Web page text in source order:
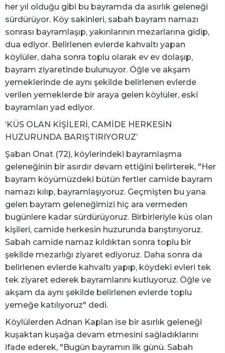
her yıl olduğu gibi bu bayramda da asırlık geleneği
sürdürüyor. Köy sakinleri, sabah bayram namazı
sonrası bayramlaşıp, yakınlarının mezarlarına gidip,
dua ediyor. Belirlenen evlerde kahvaltı yapan
köylüler, daha sonra toplu olarak ev ev dolaşıp,
bayram ziyaretinde bulunuyor. Öğle ve akşam
yemeklerinde de aynı şekilde belirlenen evlerde
verilen yemeklerde bir araya gelen köylüler, eski
bayramları yad ediyor.
‘KÜS OLAN KİŞİLERİ, CAMİDE HERKESİN
HUZURUNDA BARIŞTIRIYORUZ’
Şaban Onat (72), köylerindeki bayramlaşma
geleneğinin bir asırdır devam ettiğini belirterek, "Her
bayram köyümüzdeki bütün fertler camide bayram
namazı kılıp, bayramlaşıyoruz. Geçmişten bu yana
gelen bayram geleneğimizi hiç ara vermeden
bugünlere kadar sürdürüyoruz. Birbirleriyle küs olan
kişileri, camide herkesin huzurunda barıştırıyoruz.
Sabah camide namaz kıldıktan sonra toplu bir
şekilde mezarlığı ziyaret ediyoruz. Daha sonra da
belirlenen evlerde kahvaltı yapıp, köydeki evleri tek
tek ziyaret ederek bayramlarını kutluyoruz. Öğle ve
akşam da aynı şekilde belirlenen evlerde toplu
yemeğe katılıyoruz" dedi.
Köylülerden Adnan Kaplan ise bir asırlık geleneği
kuşaktan kuşağa devam etmesini sağladıklarını
ifade ederek, "Bugün bayramın ilk günü. Sabah